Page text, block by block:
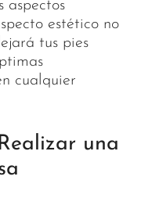
aspectos
estético no
tus pies
cualquier
una